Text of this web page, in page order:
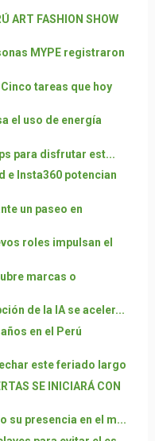
ART FASHION SHOW
MYPE registraron
tareas que hoy
el uso de energía
para disfrutar est...
e Insta360 potencian
un paseo en
roles impulsan el
marcas o
de la IA se aceler...
en el Perú
este feriado largo
SE INICIARÁ CON
su presencia en el m...